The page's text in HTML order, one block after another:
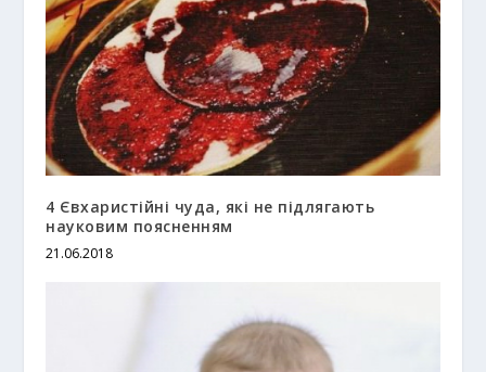
4 Євхаристійні чуда, які не підлягають
науковим поясненням
21.06.2018